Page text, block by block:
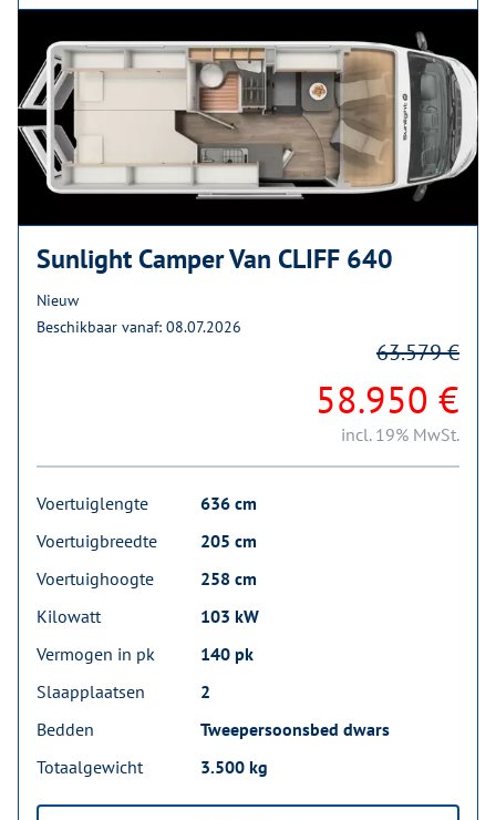
Sunlight Camper Van CLIFF 640
Nieuw
Beschikbaar vanaf: 08.07.2026
58.950 €
63.579 €
incl. 19% MwSt.
Voertuiglengte
636 cm
Voertuigbreedte
205 cm
Voertuighoogte
258 cm
Kilowatt
103 kW
Vermogen in pk
140 pk
Slaapplaatsen
2
Bedden
Tweepersoonsbed dwars
Totaalgewicht
3.500 kg